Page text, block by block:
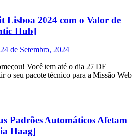
Lisboa 2024 com o Valor de
Hub]
24 de Setembro, 2024
Você tem até o dia 27 DE
o seu pacote técnico para a Missão Web
Padrões Automáticos Afetam
Haag]